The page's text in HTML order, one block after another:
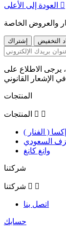

والعروض الخاصة
يرجى الاطلاع على
المنتجات
المنتجات  
إكسا ( الفنار )
السعودي
وانغ كانغ
شركتنا
شركتنا  
اتصل بنا
حسابك